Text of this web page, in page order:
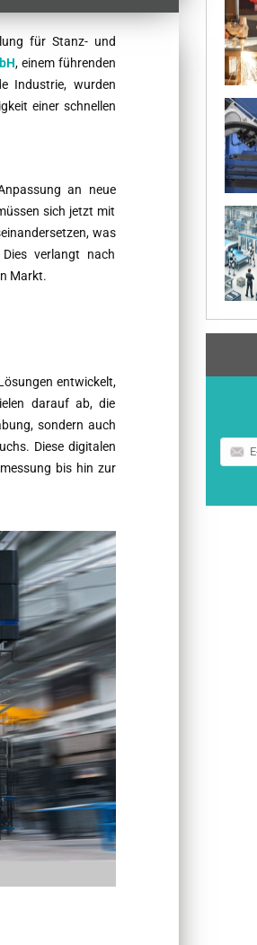
für Stanz- und
, einem führenden
Industrie, wurden
einer schnellen
an neue
sich jetzt mit
was
verlangt nach
Markt.
entwickelt,
darauf ab, die
sondern auch
Diese digitalen
bis hin zur
E-
mail-